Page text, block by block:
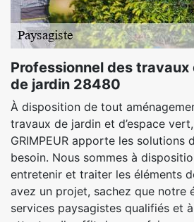
Professionnel des
de jardin 28480
À disposition de tout
travaux de jardin et d’espace
GRIMPEUR apporte les solutions
besoin. Nous sommes à
entretenir et traiter les éléments
avez un projet, sachez que notre
services paysagistes qualifiés et